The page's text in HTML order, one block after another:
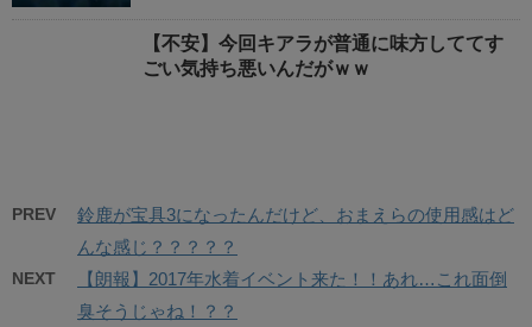
【不安】今回キアラが普通に味方しててす
ごい気持ち悪いんだがｗｗ
PREV
鈴鹿が宝具3になったんだけど、おまえらの使用感はど
んな感じ？？？？？
NEXT
【朗報】2017年水着イベント来た！！あれ…これ面倒
臭そうじゃね！？？